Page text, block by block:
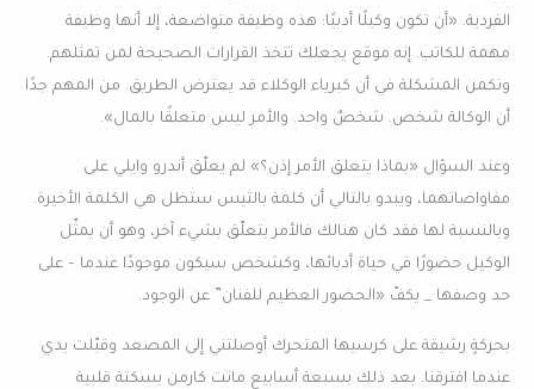
الفردية. «أن تكون وكيلًا أدبيًا: هذه وظيفة متواضعة، إلا أنها وظيفة
مهمة للكاتب. إنه موقع يجعلك تتخذ القرارات الصحيحة لمن تمثلهم.
وتكمن المشكلة في أن كبرياء الوكلاء قد يعترض الطريق. من المهم جدًا
أن الوكالة شخص. شخصٌ واحد. والأمر ليس متعلقًا بالمال».
وعند السؤال «بماذا يتعلق الأمر إذن؟» لم يعلّق أندرو وايلي على
مفاواضاتهما، ويبدو بالتالي أن كلمة بالثيس ستظل هي الكلمة الأخيرة.
وبالنسبة لها فقد كان هنالك فالأمر يتعلّق بشيء آخر، وهو أن يمثّل
الوكيل حضورًا في حياة أدبائها، وكشخص سيكون موجودًا عندما – على
حد وصفها _ يكفّ «الحضور العظيم للفنان” عن الوجود.
بحركةٍ رشيقة على كرسيها المتحرك أوصلتني إلى المصعد وقبّلت يدي
عندما افترقنا. بعد ذلك بسبعة أسابيع ماتت كارمن بسكتة قلبية